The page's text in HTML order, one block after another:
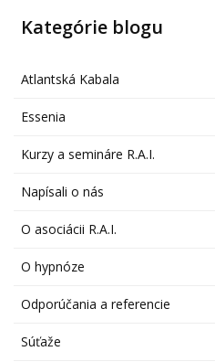
Kategórie blogu
Atlantská Kabala
Essenia
Kurzy a semináre R.A.I.
Napísali o nás
O asociácii R.A.I.
O hypnóze
Odporúčania a referencie
Súťaže